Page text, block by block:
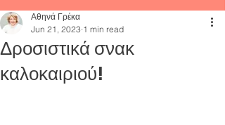
Δροσιστικά σνακ
καλοκαιριού!
Αθηνά Γρέκα
Jun 21, 2023 1 min read